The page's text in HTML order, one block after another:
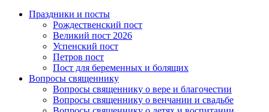
Праздники и посты
Рождественский пост
Великий пост 2026
Успенский пост
Петров пост
Пост для беременных и болящих
Вопросы священнику
Вопросы священнику о вере и благочестии
Вопросы священнику о венчании и свадьбе